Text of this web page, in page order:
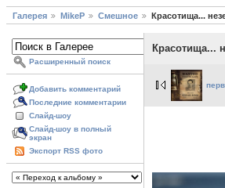
Галерея MikeP Смешное Красотища...
Расширенный поиск
Добавить комментарий
Последние комментарии
Слайд-шоу
Слайд-шоу в полный
экран
Экспорт RSS фото
Красотища...